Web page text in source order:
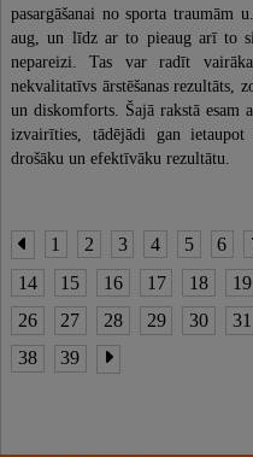
pasargāšanai no sporta traumām
aug, un līdz ar to pieaug arī to
nepareizi. Tas var radīt
nekvalitatīvs ārstēšanas rezultāts,
un diskomforts. Šajā rakstā esam
izvairīties, tādējādi gan
drošāku un efektīvāku rezultātu.
1 2 3 4 5 6
14
15 16 17 18 19
26
27 28 29 30 31
38
39